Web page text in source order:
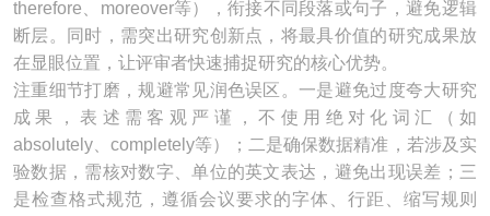
therefore、moreover等），衔接不同段落或句子，避免逻辑
断层。同时，需突出研究创新点，将最具价值的研究成果放
在显眼位置，让评审者快速捕捉研究的核心优势。
注重细节打磨，规避常见润色误区。一是避免过度夸大研究
成果，表述需客观严谨，不使用绝对化词汇（如
absolutely、completely等）；二是确保数据精准，若涉及实
验数据，需核对数字、单位的英文表达，避免出现误差；三
是检查格式规范，遵循会议要求的字体、行距、缩写规则